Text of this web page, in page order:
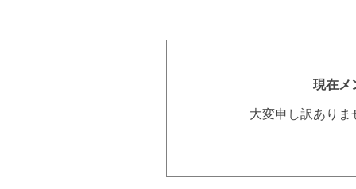
現在メ
大変申し訳あり